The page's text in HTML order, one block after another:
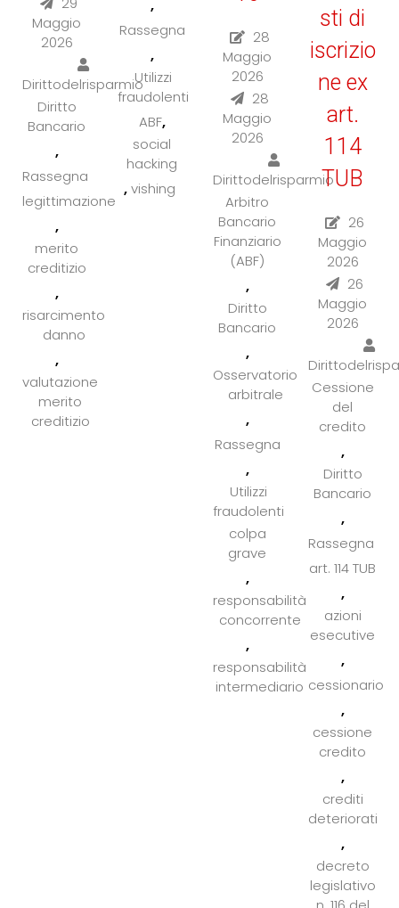
Maggio
2026
Dirittodelrisparmio
Diritto
Bancario
,
Rassegna
legittimazione
,
merito
creditizio
,
risarcimento
danno
,
valutazione
merito
creditizio
,
Rassegna
,
Utilizzi
fraudolenti
ABF,
social
hacking
,vishing
28
Maggio
2026
28
Maggio
2026
Dirittodelrisparmio
Arbitro
Bancario
Finanziario
(ABF)
,
Diritto
Bancario
,
Osservatorio
arbitrale
,
Rassegna
,
Utilizzi
fraudolenti
colpa
grave
,
responsabilità
concorrente
,
responsabilità
intermediario
sti di
iscrizio
ne ex
art.
114
TUB
26
Maggio
2026
26
Maggio
2026
Cessione
del
credito
,
Diritto
Bancario
,
Rassegna
art. 114 TUB
,
azioni
esecutive
,
cessionario
,
cessione
credito
,
crediti
deteriorati
,
decreto
legislativo